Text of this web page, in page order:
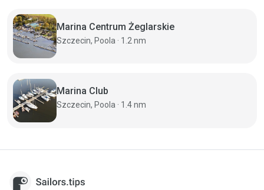
Marina Centrum Żeglarskie
Szczecin, Poola · 1.2 nm
Marina Club
Szczecin, Poola · 1.4 nm